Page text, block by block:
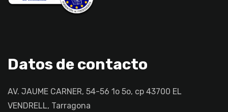
Datos de contacto
AV. JAUME CARNER, 54-56 1o 5o, cp 43700 EL
VENDRELL, Tarragona